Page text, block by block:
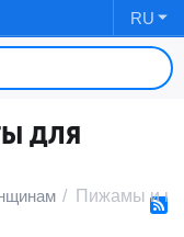
RU
ДЛЯ
/ Пижамы и